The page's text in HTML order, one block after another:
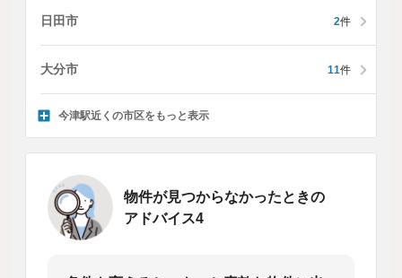
日田市 2件
大分市 11件
今津駅近くの市区をもっと表示
物件が見つからなかったときの
アドバイス4